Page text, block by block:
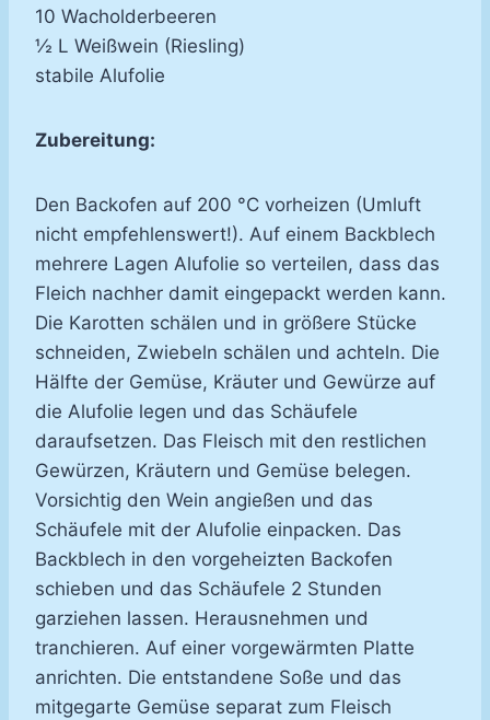
10 Wacholderbeeren
½ L Weißwein (Riesling)
stabile Alufolie
Zubereitung:
Den Backofen auf 200 °C vorheizen (Umluft
nicht empfehlenswert!). Auf einem Backblech
mehrere Lagen Alufolie so verteilen, dass das
Fleich nachher damit eingepackt werden kann.
Die Karotten schälen und in größere Stücke
schneiden, Zwiebeln schälen und achteln. Die
Hälfte der Gemüse, Kräuter und Gewürze auf
die Alufolie legen und das Schäufele
daraufsetzen. Das Fleisch mit den restlichen
Gewürzen, Kräutern und Gemüse belegen.
Vorsichtig den Wein angießen und das
Schäufele mit der Alufolie einpacken. Das
Backblech in den vorgeheizten Backofen
schieben und das Schäufele 2 Stunden
garziehen lassen. Herausnehmen und
tranchieren. Auf einer vorgewärmten Platte
anrichten. Die entstandene Soße und das
mitgegarte Gemüse separat zum Fleisch